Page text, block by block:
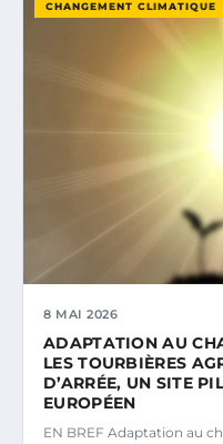
CHANGEMENT CLIMATIQUE
8 MAI 2026
ADAPTATION AU
LES TOURBIÈRES
D’ARRÉE, UN SITE
EUROPÉEN
EN BREF Adaptation au